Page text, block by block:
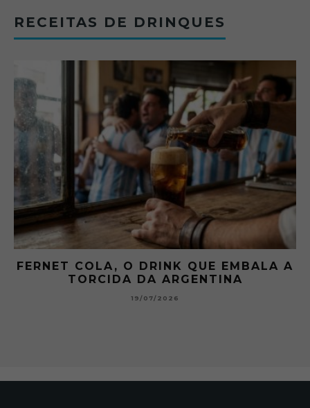
RECEITAS DE DRINQUES
FERNET COLA, O DRINK QUE EMBALA A
TORCIDA DA ARGENTINA
19/07/2026